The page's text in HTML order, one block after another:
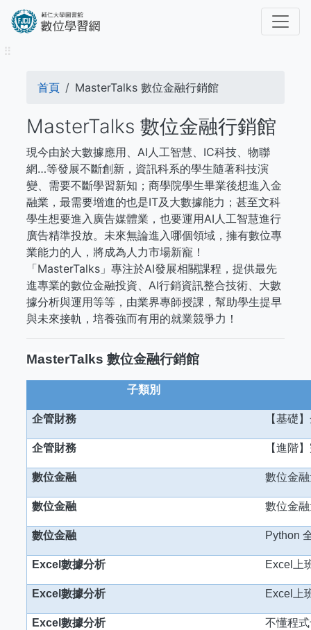
內
⠿
導
連
結
首頁 MasterTalks 數位金融行銷館
MasterTalks 數位金融行銷館
現今由於大數據應用、AI人工智慧、IC科技、物聯
網…等發展不斷創新，資訊科系的學生隨著科技演
變、需要不斷學習新知；商學院學生畢業後想進入金
融業，最需要增進的也是IT及大數據能力；甚至文科
學生想要進入廣告媒體業，也要運用AI人工智慧進行
廣告精準投放。未來無論進入哪個領域，擁有數位專
業能力的人，將成為人力市場新寵！
「MasterTalks」專注於AI發展相關課程，提供最先
進專業的數位金融投資、AI行銷資訊整合技術、大數
據分析與運用等等，由業界專師授課，幫助學生提早
與未來接軌，培養強而有用的就業競爭力！
MasterTalks 數位金融行銷館
子類別
企管財務 【基礎
企管財務 【進階
數位金融 數位金
數位金融 數位金
數位金融 Python
Excel 數據分析 Excel
Excel 數據分析 Excel
Excel 數據分析 不懂程